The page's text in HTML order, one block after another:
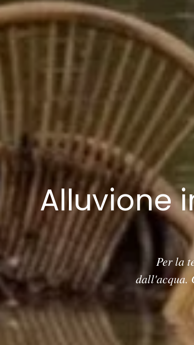
Alluvione
Per la
dall'acqua.